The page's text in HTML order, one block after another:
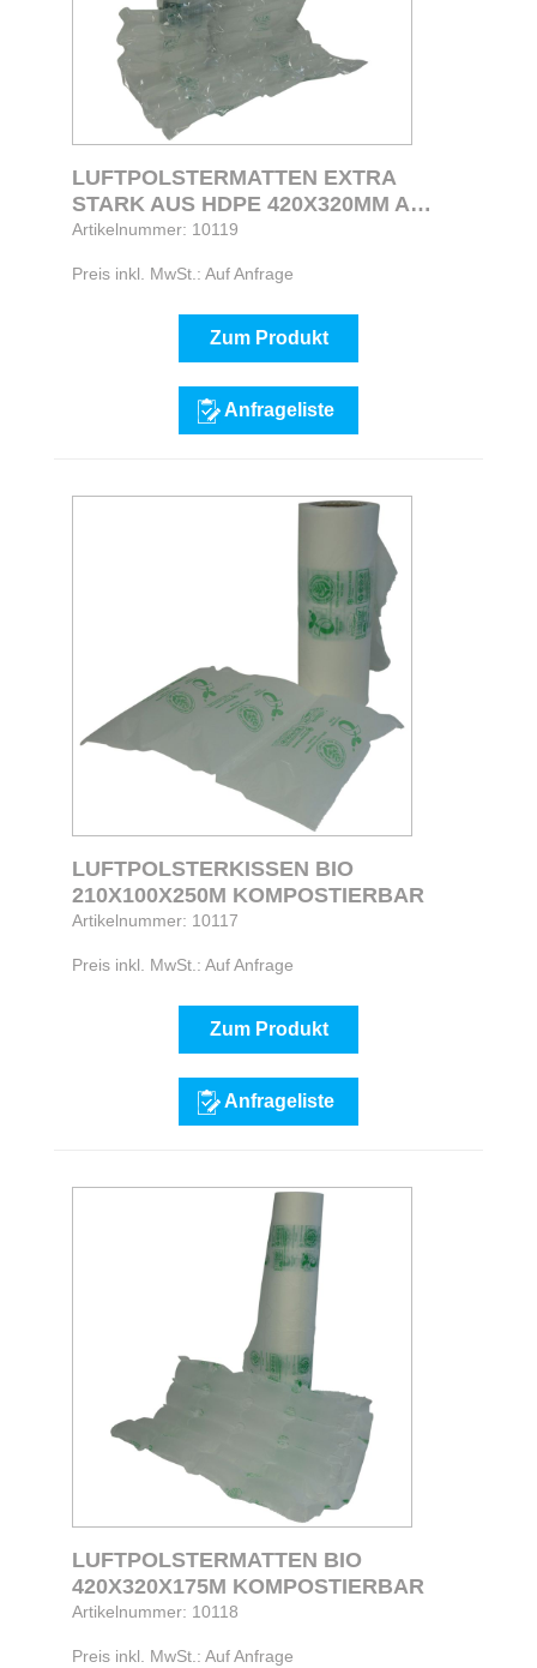
LUFTPOLSTERMATTEN EXTRA
STARK AUS HDPE 420X320MM A
320M
Artikelnummer: 10119
Preis inkl. MwSt.: Auf Anfrage
Zum Produkt
Anfrageliste
LUFTPOLSTERKISSEN BIO
210X100X250M KOMPOSTIERBAR
Artikelnummer: 10117
Preis inkl. MwSt.: Auf Anfrage
Zum Produkt
Anfrageliste
LUFTPOLSTERMATTEN BIO
420X320X175M KOMPOSTIERBAR
Artikelnummer: 10118
Preis inkl. MwSt.: Auf Anfrage